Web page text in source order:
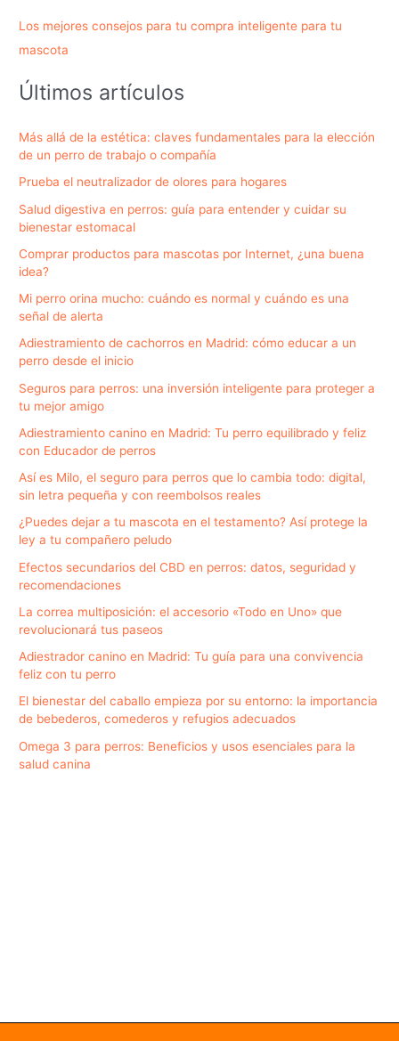
Los mejores consejos para tu compra inteligente para tu
mascota
Últimos artículos
Más allá de la estética: claves fundamentales para la elección
de un perro de trabajo o compañía
Prueba el neutralizador de olores para hogares
Salud digestiva en perros: guía para entender y cuidar su
bienestar estomacal
Comprar productos para mascotas por Internet, ¿una buena
idea?
Mi perro orina mucho: cuándo es normal y cuándo es una
señal de alerta
Adiestramiento de cachorros en Madrid: cómo educar a un
perro desde el inicio
Seguros para perros: una inversión inteligente para proteger a
tu mejor amigo
Adiestramiento canino en Madrid: Tu perro equilibrado y feliz
con Educador de perros
Así es Milo, el seguro para perros que lo cambia todo: digital,
sin letra pequeña y con reembolsos reales
¿Puedes dejar a tu mascota en el testamento? Así protege la
ley a tu compañero peludo
Efectos secundarios del CBD en perros: datos, seguridad y
recomendaciones
La correa multiposición: el accesorio «Todo en Uno» que
revolucionará tus paseos
Adiestrador canino en Madrid: Tu guía para una convivencia
feliz con tu perro
El bienestar del caballo empieza por su entorno: la importancia
de bebederos, comederos y refugios adecuados
Omega 3 para perros: Beneficios y usos esenciales para la
salud canina